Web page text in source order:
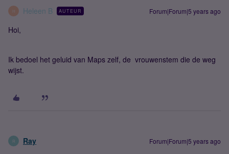
H Heleen B AUTEUR Forum|Forum|5 years ago
Hoi,
Ik bedoel het geluid van Maps zelf, de vrouwenstem die de weg
wijst.
R Ray Forum|Forum|5 years ago